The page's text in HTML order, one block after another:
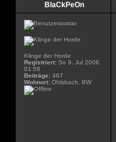
BlaCkPeOn
Klinge der Horde
Registriert: So 9. Jul 2006,
01:58
Beiträge: 467
Wohnort: Ohlsbach, BW